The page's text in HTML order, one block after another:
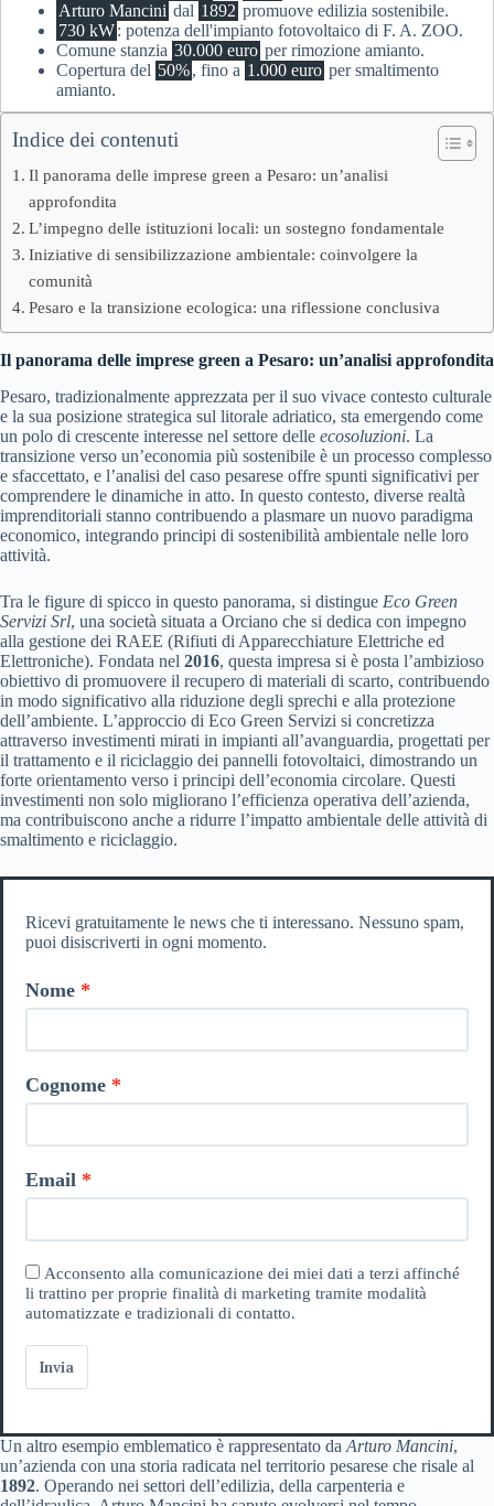
Arturo Mancini dal 1892 promuove edilizia sostenibile.
730 kW: potenza dell'impianto fotovoltaico di F. A. ZOO.
Comune stanzia 30.000 euro per rimozione amianto.
Copertura del 50%, fino a 1.000 euro per smaltimento
amianto.
Indice dei contenuti
Il panorama delle imprese green a Pesaro: un’analisi
approfondita
L’impegno delle istituzioni locali: un sostegno fondamentale
Iniziative di sensibilizzazione ambientale: coinvolgere la
comunità
Pesaro e la transizione ecologica: una riflessione conclusiva
Il panorama delle imprese green a Pesaro: un’analisi approfondita
Pesaro, tradizionalmente apprezzata per il suo vivace contesto culturale
e la sua posizione strategica sul litorale adriatico, sta emergendo come
un polo di crescente interesse nel settore delle ecosoluzioni. La
transizione verso un’economia più sostenibile è un processo complesso
e sfaccettato, e l’analisi del caso pesarese offre spunti significativi per
comprendere le dinamiche in atto. In questo contesto, diverse realtà
imprenditoriali stanno contribuendo a plasmare un nuovo paradigma
economico, integrando principi di sostenibilità ambientale nelle loro
attività.
Tra le figure di spicco in questo panorama, si distingue Eco Green
Servizi Srl, una società situata a Orciano che si dedica con impegno
alla gestione dei RAEE (Rifiuti di Apparecchiature Elettriche ed
Elettroniche). Fondata nel 2016, questa impresa si è posta l’ambizioso
obiettivo di promuovere il recupero di materiali di scarto, contribuendo
in modo significativo alla riduzione degli sprechi e alla protezione
dell’ambiente. L’approccio di Eco Green Servizi si concretizza
attraverso investimenti mirati in impianti all’avanguardia, progettati per
il trattamento e il riciclaggio dei pannelli fotovoltaici, dimostrando un
forte orientamento verso i principi dell’economia circolare. Questi
investimenti non solo migliorano l’efficienza operativa dell’azienda,
ma contribuiscono anche a ridurre l’impatto ambientale delle attività di
smaltimento e riciclaggio.
Ricevi gratuitamente le news che ti interessano. Nessuno spam,
puoi disiscriverti in ogni momento.
Nome
Cognome
Email
Acconsento alla comunicazione dei miei dati a terzi affinché
li trattino per proprie finalità di marketing tramite modalità
automatizzate e tradizionali di contatto.
Invia
Un altro esempio emblematico è rappresentato da Arturo Mancini,
un’azienda con una storia radicata nel territorio pesarese che risale al
1892. Operando nei settori dell’edilizia, della carpenteria e